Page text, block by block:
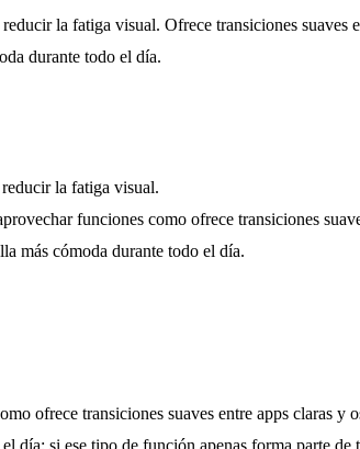
la fatiga visual. Ofrece transiciones suaves
durante todo el día.
la fatiga visual.
funciones como ofrece transiciones
más cómoda durante todo el día.
ofrece transiciones suaves entre apps claras y
día; si ese tipo de función apenas forma parte de